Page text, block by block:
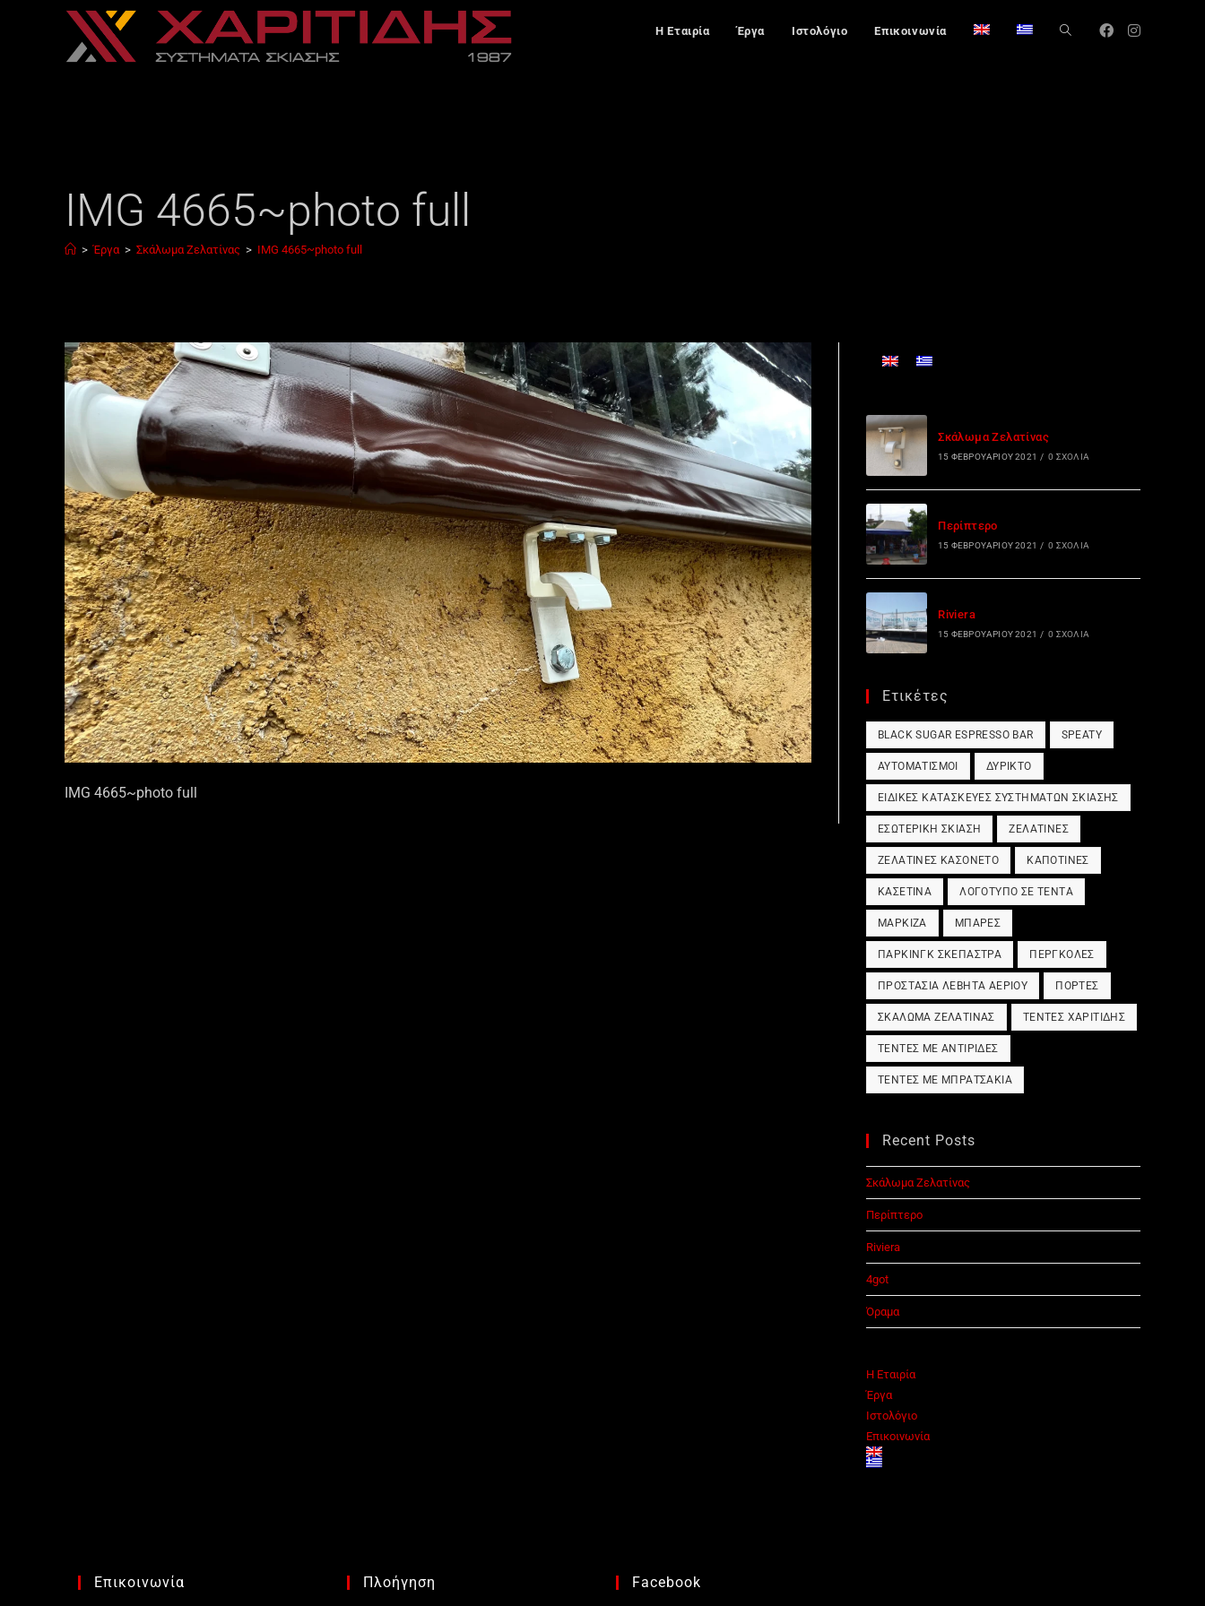
Η Εταιρία Έργα Ιστολόγιο Επικοινωνία
IMG 4665~photo full
> Έργα > Σκάλωμα Ζελατίνας > IMG 4665~photo full
IMG 4665~photo full
Σκάλωμα Ζελατίνας
15 ΦΕΒΡΟΥΑΡΊΟΥ 2021 / 0 ΣΧΌΛΙΑ
Περίπτερο
15 ΦΕΒΡΟΥΑΡΊΟΥ 2021 / 0 ΣΧΌΛΙΑ
Riviera
15 ΦΕΒΡΟΥΑΡΊΟΥ 2021 / 0 ΣΧΌΛΙΑ
Ετικέτες
BLACK SUGAR ESPRESSO BAR SPEATY
ΑΥΤΟΜΑΤΙΣΜΟΊ ΔΎΡΙΚΤΟ
ΕΙΔΙΚΈΣ ΚΑΤΑΣΚΕΥΈΣ ΣΥΣΤΗΜΆΤΩΝ ΣΚΊΑΣΗΣ
ΕΣΩΤΕΡΙΚΉ ΣΚΊΑΣΗ ΖΕΛΑΤΊΝΕΣ
ΖΕΛΑΤΊΝΕΣ ΚΑΣΟΝΈΤΟ ΚΑΠΟΤΊΝΕΣ
ΚΑΣΕΤΊΝΑ ΛΟΓΌΤΥΠΟ ΣΕ ΤΈΝΤΑ
ΜΑΡΚΊΖΑ ΜΠΆΡΕΣ
ΠΆΡΚΙΝΓΚ ΣΚΈΠΑΣΤΡΑ ΠΈΡΓΚΟΛΕΣ
ΠΡΟΣΤΑΣΊΑ ΛΈΒΗΤΑ ΑΕΡΊΟΥ ΠΌΡΤΕΣ
ΣΚΆΛΩΜΑ ΖΕΛΑΤΊΝΑΣ ΤΈΝΤΕΣ ΧΑΡΙΤΊΔΗΣ
ΤΈΝΤΕΣ ΜΕ ΑΝΤΙΡΊΔΕΣ
ΤΈΝΤΕΣ ΜΕ ΜΠΡΑΤΣΆΚΙΑ
Recent Posts
Σκάλωμα Ζελατίνας
Περίπτερο
Riviera
4got
Όραμα
Η Εταιρία
Έργα
Ιστολόγιο
Επικοινωνία
Επικοινωνία Πλοήγηση Facebook